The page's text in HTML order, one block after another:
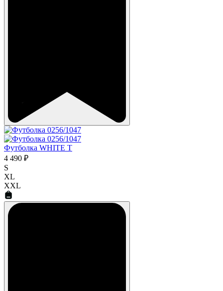
Футболка WHITE T
4 490 ₽
S
XL
XXL